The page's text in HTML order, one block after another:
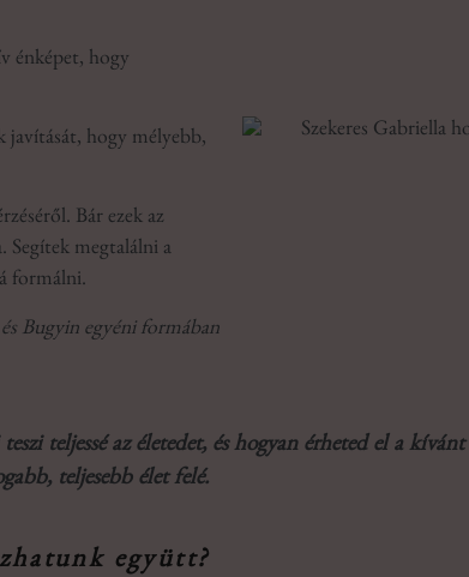
énképet, hogy
javítását, hogy mélyebb,
Bár ezek az
Segítek megtalálni a
formálni.
Bugyin egyéni formában
teljessé az életedet, és hogyan érheted el a
teljesebb élet felé.
együtt?